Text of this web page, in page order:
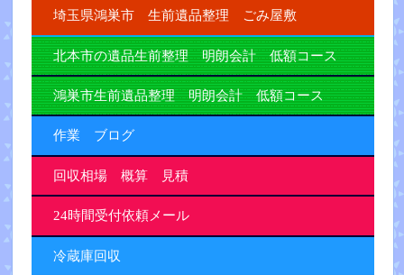
埼玉県鴻巣市 生前遺品整理 ごみ屋敷
北本市の遺品生前整理 明朗会計 低額コース
鴻巣市生前遺品整理 明朗会計 低額コース
作業 ブログ
回収相場 概算 見積
24時間受付依頼メール
冷蔵庫回収